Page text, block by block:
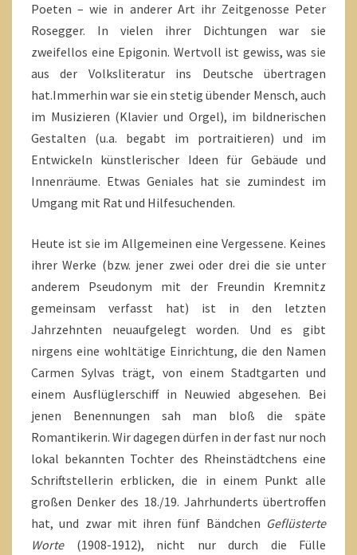
Poeten – wie in anderer Art ihr Zeitgenosse Peter
Rosegger. In vielen ihrer Dichtungen war sie
zweifellos eine Epigonin. Wertvoll ist gewiss, was sie
aus der Volksliteratur ins Deutsche übertragen
hat.Immerhin war sie ein stetig übender Mensch, auch
im Musizieren (Klavier und Orgel), im bildnerischen
Gestalten (u.a. begabt im portraitieren) und im
Entwickeln künstlerischer Ideen für Gebäude und
Innenräume. Etwas Geniales hat sie zumindest im
Umgang mit Rat und Hilfesuchenden.
Heute ist sie im Allgemeinen eine Vergessene. Keines
ihrer Werke (bzw. jener zwei oder drei die sie unter
anderem Pseudonym mit der Freundin Kremnitz
gemeinsam verfasst hat) ist in den letzten
Jahrzehnten neuaufgelegt worden. Und es gibt
nirgens eine wohltätige Einrichtung, die den Namen
Carmen Sylvas trägt, von einem Stadtgarten und
einem Ausflüglerschiff in Neuwied abgesehen. Bei
jenen Benennungen sah man bloß die späte
Romantikerin. Wir dagegen dürfen in der fast nur noch
lokal bekannten Tochter des Rheinstädtchens eine
Schriftstellerin erblicken, die in einem Punkt alle
großen Denker des 18./19. Jahrhunderts übertroffen
hat, und zwar mit ihren fünf Bändchen Geflüsterte
Worte(1908-1912), nicht nur durch die Fülle